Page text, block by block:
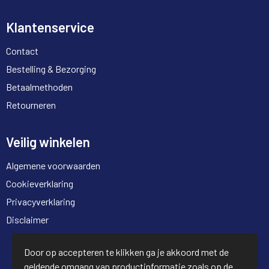
T-Shirts
Vesten
Klantenservice
Contact
Bestelling & Bezorging
Betaalmethoden
Retourneren
Veilig winkelen
Algemene voorwaarden
Cookieverklaring
Privacyverklaring
Disclaimer
© Copyright Full Trading 2026
Door op accepteren te klikken ga je akkoord met de
geldende omgang van productinformatie zoals op de